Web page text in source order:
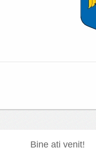
Bine ati venit!